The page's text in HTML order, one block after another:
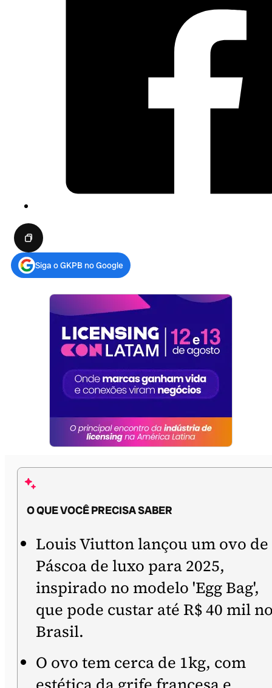
Siga o GKPB no Google
O QUE VOCÊ PRECISA SABER
Louis Viutton lançou um ovo de
Páscoa de luxo para 2025,
inspirado no modelo 'Egg Bag',
que pode custar até R$ 40 mil
Brasil.
O ovo tem cerca de 1kg, com